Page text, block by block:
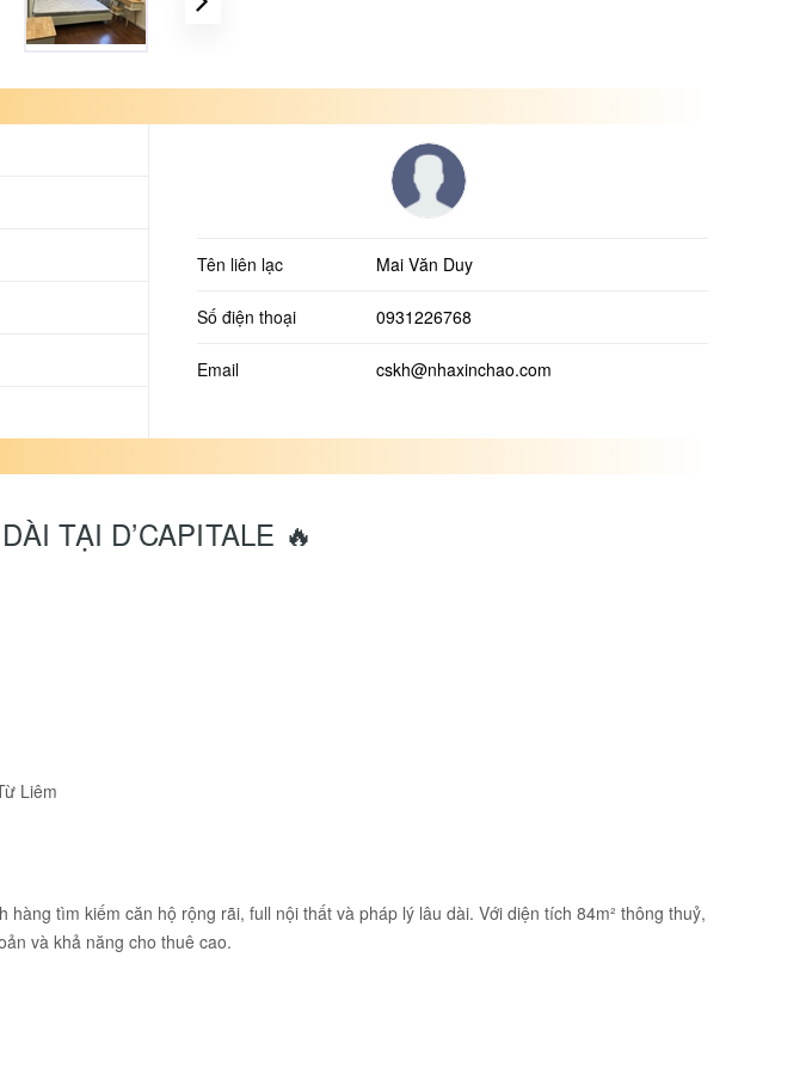
Tên liên lạc Mai Văn Duy
Số điện thoại 0931226768
Email cskh@nhaxinchao.com
TẠI D’CAPITALE 🔥
Liêm
tìm kiếm căn hộ rộng rãi, full nội thất và pháp lý lâu dài. Với diện tích 84m² thông thuỷ,
và khả năng cho thuê cao.